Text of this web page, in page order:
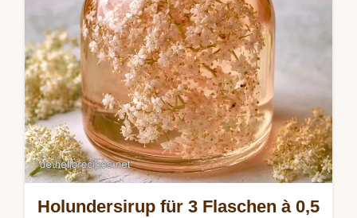
Holundersirup für 3 Flaschen à 0,5